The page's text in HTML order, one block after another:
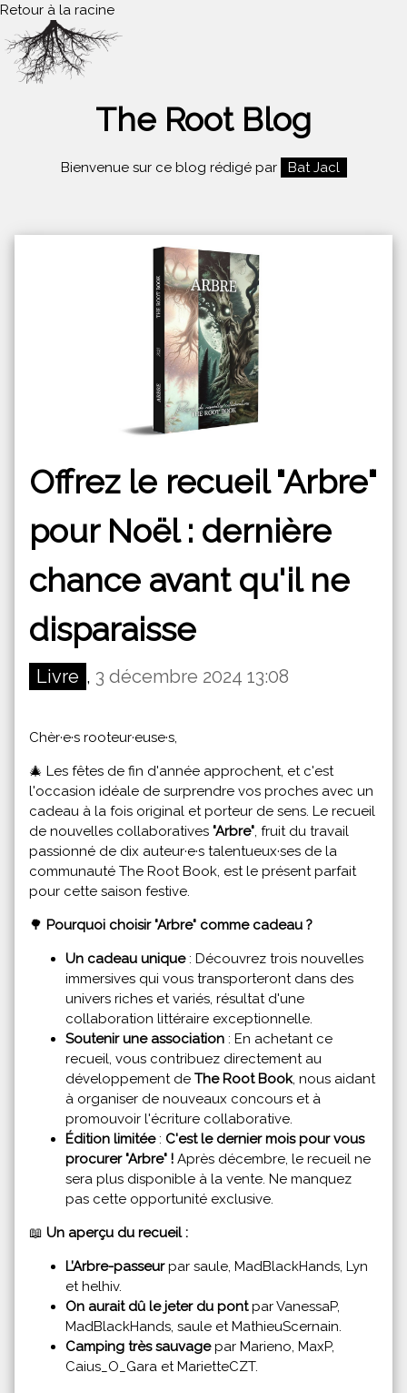
Retour à la racine
The Root Blog
Bienvenue sur ce blog rédigé par Bat Jacl
Offrez le recueil "Arbre"
pour Noël : dernière
chance avant qu'il ne
disparaisse
Livre , 3 décembre 2024 13:08
Chèr·e·s rooteur·euse·s,
🎄 Les fêtes de fin d'année approchent, et c'est
l'occasion idéale de surprendre vos proches avec un
cadeau à la fois original et porteur de sens. Le recueil
de nouvelles collaboratives "Arbre", fruit du travail
passionné de dix auteur·e·s talentueux·ses de la
communauté The Root Book, est le présent parfait
pour cette saison festive.
🌳 Pourquoi choisir "Arbre" comme cadeau ?
Un cadeau unique: Découvrez trois nouvelles
immersives qui vous transporteront dans des
univers riches et variés, résultat d'une
collaboration littéraire exceptionnelle.
Soutenir une association : En achetant ce
recueil, vous contribuez directement au
développement de The Root Book, nous aidant
à organiser de nouveaux concours et à
promouvoir l'écriture collaborative.
Édition limitée: C'est le dernier mois pour vous
procurer "Arbre" ! Après décembre, le recueil ne
sera plus disponible à la vente. Ne manquez
pas cette opportunité exclusive.
📖 Un aperçu du recueil :
L’Arbre-passeurpar saule, MadBlackHands, Lyn
et helhiv.
On aurait dû le jeter du pontpar VanessaP,
MadBlackHands, saule et MathieuScernain.
Camping très sauvagepar Marieno, MaxP,
Caius_O_Gara et MarietteCZT.